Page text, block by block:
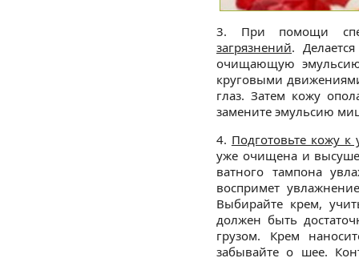
3. При помощи
загрязнений.
очищающую
круговыми
глаз. Затем кожу
замените эмульсию
4. Подготовьте кожу
уже очищена и
ватного тампона
воспримет
Выбирайте крем,
должен быть
грузом. Крем
забывайте о шее.